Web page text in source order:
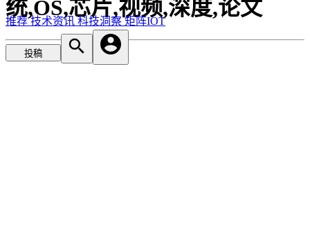
统,OS,芯片,视频,深度,论文
推荐技术资讯科技洞察矩阵IOT
投稿